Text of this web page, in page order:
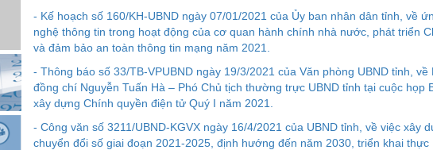
- Kế hoạch số 160/KH-UBND ngày 07/01/2021 của Ủy ban nhân dân tỉnh, về
nghệ thông tin trong hoạt động của cơ quan hành chính nhà nước, phát triển
và đảm bảo an toàn thông tin mạng năm 2021.
- Thông báo số 33/TB-VPUBND ngày 19/3/2021 của Văn phòng UBND tỉnh, về
đồng chí Nguyễn Tuấn Hà – Phó Chủ tịch thường trực UBND tỉnh tại cuộc họp
xây dựng Chính quyền điện tử Quý I năm 2021.
- Công văn số 3211/UBND-KGVX ngày 16/4/2021 của UBND tỉnh, về việc xây
chuyển đổi số giai đoạn 2021-2025, định hướng đến năm 2030, triển khai thực